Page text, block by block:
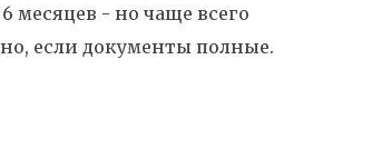
месяцев - но чаще всего
если документы полные.